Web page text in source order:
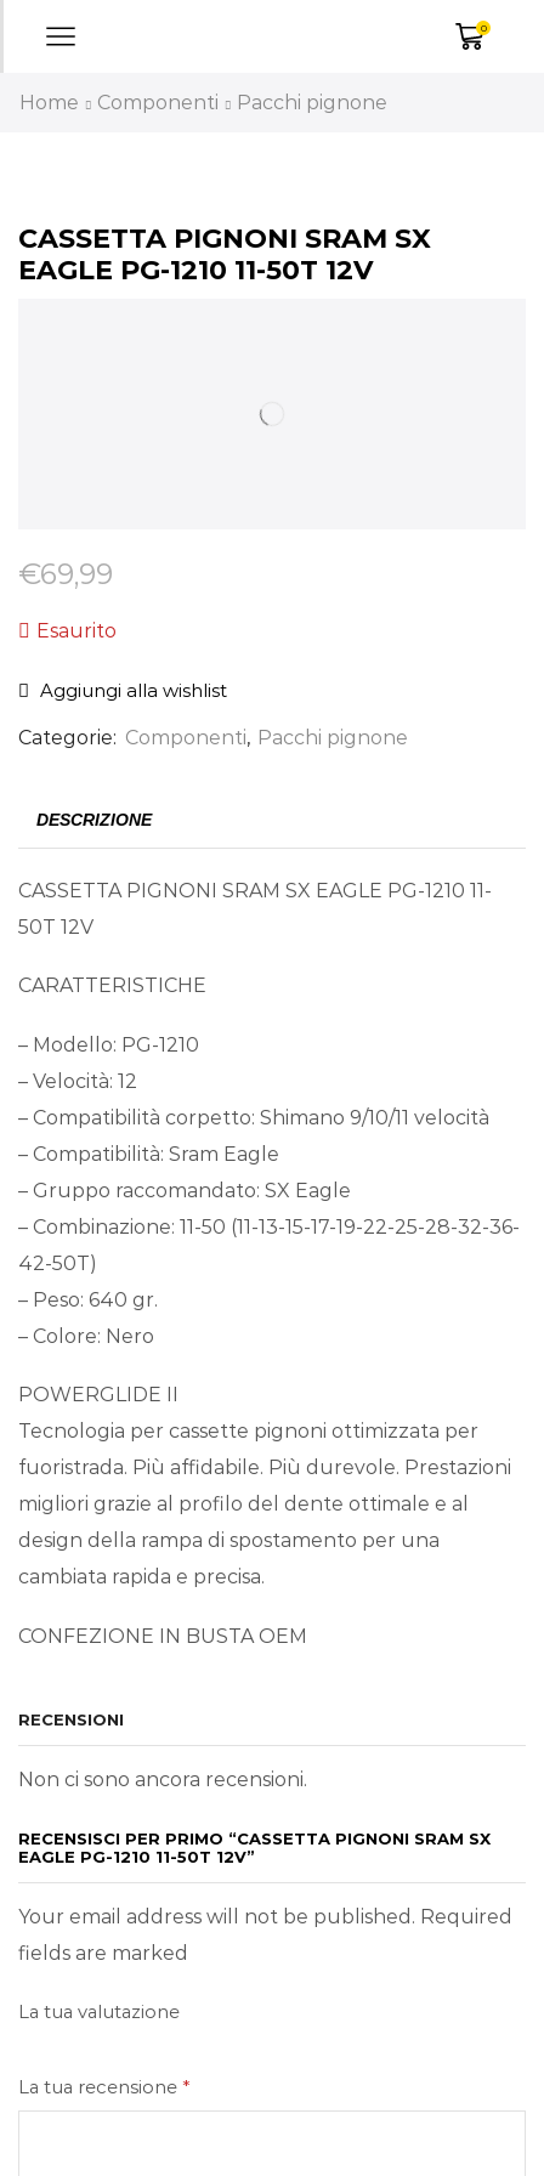
0
Home Componenti Pacchi pignone
CASSETTA PIGNONI SRAM SX
EAGLE PG-1210 11-50T 12V
€69,99
Esaurito
Aggiungi alla wishlist
Categorie: Componenti, Pacchi pignone
DESCRIZIONE
CASSETTA PIGNONI SRAM SX EAGLE PG-1210 11-
50T 12V
CARATTERISTICHE
– Modello: PG-1210
– Velocità: 12
– Compatibilità corpetto: Shimano 9/10/11 velocità
– Compatibilità: Sram Eagle
– Gruppo raccomandato: SX Eagle
– Combinazione: 11-50 (11-13-15-17-19-22-25-28-32-36-
42-50T)
– Peso: 640 gr.
– Colore: Nero
POWERGLIDE II
Tecnologia per cassette pignoni ottimizzata per
fuoristrada. Più affidabile. Più durevole. Prestazioni
migliori grazie al profilo del dente ottimale e al
design della rampa di spostamento per una
cambiata rapida e precisa.
CONFEZIONE IN BUSTA OEM
RECENSIONI
Non ci sono ancora recensioni.
RECENSISCI PER PRIMO “CASSETTA PIGNONI SRAM SX
EAGLE PG-1210 11-50T 12V”
Your email address will not be published. Required
fields are marked
La tua valutazione
La tua recensione *